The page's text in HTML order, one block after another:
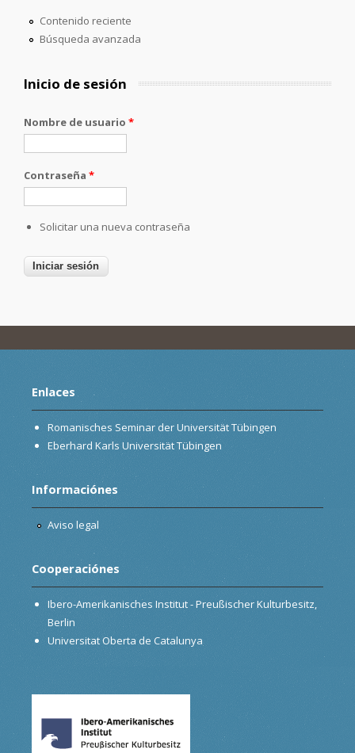
Contenido reciente
Búsqueda avanzada
Inicio de sesión
Nombre de usuario *
Contraseña *
Solicitar una nueva contraseña
Enlaces
Romanisches Seminar der Universität Tübingen
Eberhard Karls Universität Tübingen
Informaciónes
Aviso legal
Cooperaciónes
Ibero-Amerikanisches Institut - Preußischer Kulturbesitz,
Berlin
Universitat Oberta de Catalunya